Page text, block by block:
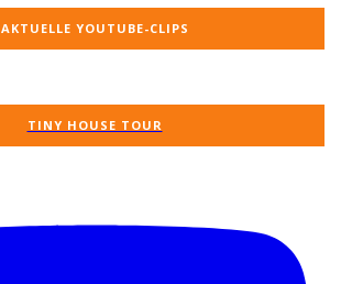
AKTUELLE YOUTUBE-CLIPS
TINY HOUSE TOUR